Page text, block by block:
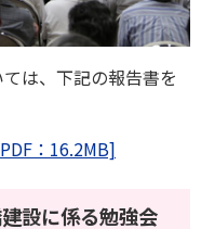
は、下記の報告書を
：16.2MB]
設に係る勉強会